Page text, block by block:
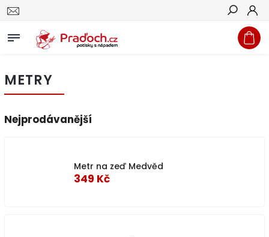
Hledat
METRY
Nejprodávanější
Metr na zeď Medvěd
349 Kč